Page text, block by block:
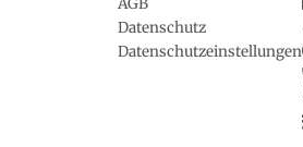
Datenschutz
Datenschutzeinstellungen